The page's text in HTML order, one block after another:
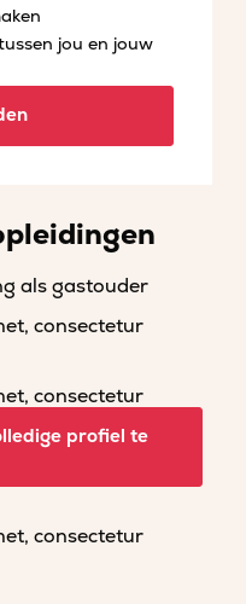
jou en jouw
als gastouder
consectetur
consectetur
consectetur
consectetur
profiel te